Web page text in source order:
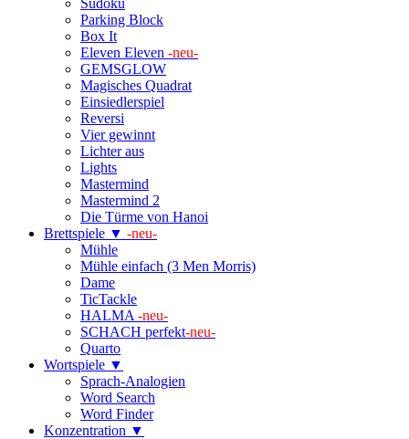
Sudoku
Parking Block
Box It
Eleven Eleven -neu-
GEMSGLOW
Magisches Quadrat
Einsiedlerspiel
Reversi
Vier gewinnt
Lichter aus
Lights
Mastermind
Mastermind 2
Die Türme von Hanoi
Brettspiele ▼ -neu-
Mühle
Mühle einfach (3 Men Morris)
Dame
TicTackle
HALMA -neu-
SCHACH perfekt-neu-
Quarto
Wortspiele ▼
Sprach-Analogien
Word Search
Word Finder
Konzentration ▼